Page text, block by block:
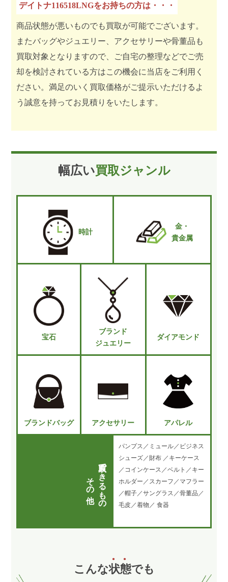
デイトナ116518LNGをお持ちの方は・・・
商品状態が悪いものでも買取が可能でございます。
またバッグやジュエリー、アクセサリーや骨董品も
買取対象となりますので、ご自宅の整理などでご売
却を検討されている方はこの機会に当店をご利用く
ださい。満足のいく買取価格がご提示いただけるよ
う誠意を持ってお見積りをいたします。
幅広い買取ジャンル
時計
金・
貴金属
宝石
ブランド
ジュエリー
ダイアモンド
ブランドバッグ アクセサリー アパレル
買取できるもの
その他
パンプス／ミュール／ビジネス
シューズ／財布 ／キーケース
／コインケース／ベルト／キー
ホルダー／スカーフ／マフラー
／帽子／サングラス／骨董品／
毛皮／着物／ 食器
こんな状態でも